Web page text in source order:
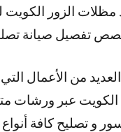
مظلات الزور الكويت
تفصيل صيانة
عبر ورشات
و تصليح كافة أنواع